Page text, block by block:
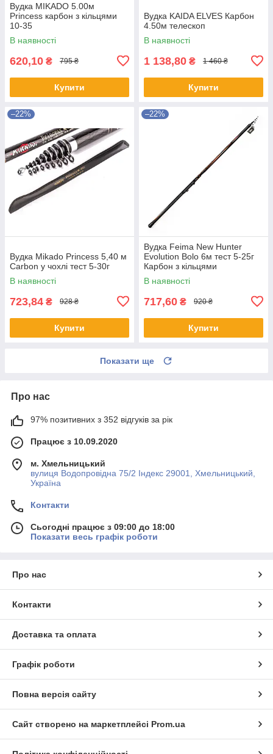
Вудка MIKADO 5.00м
Princess карбон з кільцями
10-35
В наявності
620,10 ₴ 795 ₴
Купити
Вудка KAIDA ELVES Карбон
4.50м телескоп
В наявності
1 138,80 ₴ 1 460 ₴
Купити
–22%
Вудка Mikado Princess 5,40 м
Carbon у чохлі тест 5-30г
В наявності
723,84 ₴ 928 ₴
Купити
–22%
Вудка Feima New Hunter
Evolution Bolo 6м тест 5-25г
Карбон з кільцями
В наявності
717,60 ₴ 920 ₴
Купити
Показати ще
Про нас
97% позитивних з 352 відгуків за рік
Працює з 10.09.2020
м. Хмельницький
вулиця Водопровідна 75/2 Індекс 29001, Хмельницький,
Україна
Контакти
Сьогодні працює з 09:00 до 18:00
Показати весь графік роботи
Про нас
Контакти
Доставка та оплата
Графік роботи
Повна версія сайту
Сайт створено на маркетплейсі Prom.ua